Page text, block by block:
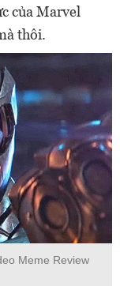
của Marvel
thôi.
Meme Review